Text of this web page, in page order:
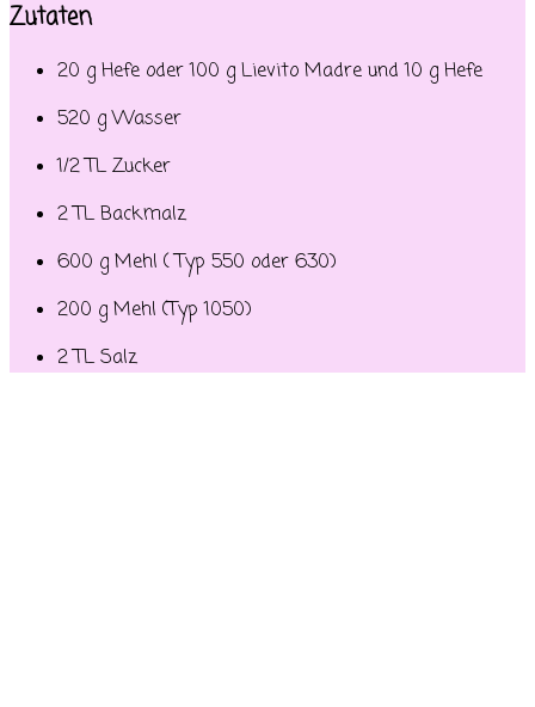
Zutaten
20 g Hefe oder 100 g Lievito Madre und 10 g Hefe
520 g Wasser
1/2 TL Zucker
2 TL Backmalz
600 g Mehl ( Typ 550 oder 630)
200 g Mehl (Typ 1050)
2 TL Salz